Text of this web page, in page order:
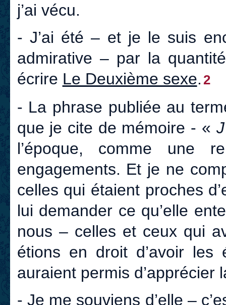
j’ai vécu.
- J’ai été – et je le suis
admirative – par la
écrire Le Deuxième sexe. 2
- La phrase publiée au
que je cite de mémoire - «
l’époque, comme une
engagements. Et je ne
celles qui étaient proches
lui demander ce qu’elle
nous – celles et ceux qui
étions en droit d’avoir les
auraient permis d’apprécier
- Je me souviens d’elle –